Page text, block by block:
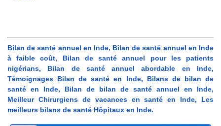
Bilan de santé annuel en Inde, Bilan de santé annuel en Inde
à faible coût, Bilan de santé annuel pour les patients
nigérians, Bilan de santé annuel abordable en Inde,
Témoignages Bilan de santé en Inde, Bilans de bilan de
santé en Inde, Bilan de bilan de santé annuel en Inde,
Meilleur Chirurgiens de vacances en santé en Inde, Les
meilleurs bilans de santé Hôpitaux en Inde.